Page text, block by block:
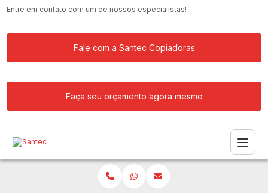
Entre em contato com um de nossos especialistas!
Fale com a Santec Copiadoras
Faça seu orçamento agora mesmo